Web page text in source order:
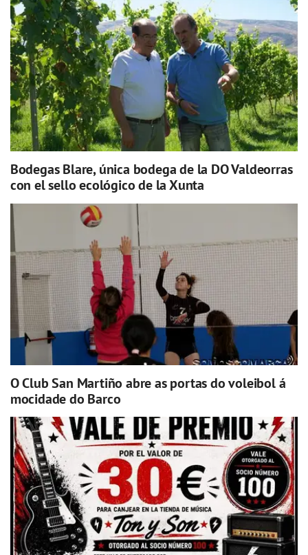
Bodegas Blare, única bodega de la DO Valdeorras
con el sello ecológico de la Xunta
O Club San Martiño abre as portas do voleibol á
mocidade do Barco